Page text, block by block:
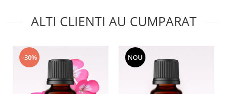
ALTI CLIENTI AU CUMPARAT
-30% NOU